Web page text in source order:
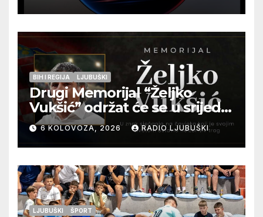
BIH I REGIJA LJUBUŠKI
Drugi Memorijal “Željko
Vukšić” održat će se u srijedu
12. kolovoza u Otoku
6 KOLOVOZA, 2026 RADIO LJUBUŠKI
LJUBUŠKI ŠPORT